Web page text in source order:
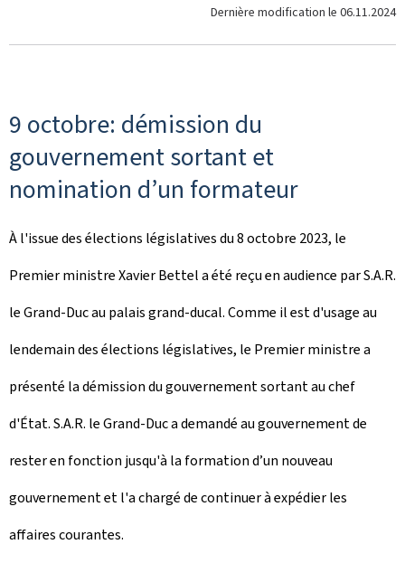
Dernière modification le 06.11.2024
9 octobre: démission du
gouvernement sortant et
nomination d’un formateur
À l'issue des élections législatives du 8 octobre 2023, le
Premier ministre Xavier Bettel a été reçu en audience par S.A.R.
le Grand-Duc au palais grand-ducal. Comme il est d'usage au
lendemain des élections législatives, le Premier ministre a
présenté la démission du gouvernement sortant au chef
d'État. S.A.R. le Grand-Duc a demandé au gouvernement de
rester en fonction jusqu'à la formation d’un nouveau
gouvernement et l'a chargé de continuer à expédier les
affaires courantes.